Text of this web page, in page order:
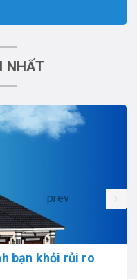
NHẤT
bạn khỏi rủi ro
prev